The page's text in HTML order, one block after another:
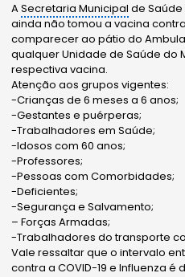
ASecretaria Municipal de
ainda não tomou a vacina
comparecer ao pátio do
qualquer Unidade de Saúde do
respectiva vacina.
Atenção aos grupos vigentes:
-Crianças de 6 meses a 6 anos;
-Gestantes e puérperas;
-Trabalhadores em Saúde;
-Idosos com 60 anos;
-Professores;
-Pessoas com Comorbidades;
-Deficientes;
-Segurança e Salvamento;
– Forças Armadas;
-Trabalhadores do transporte
Vale ressaltar que o intervalo
contra a COVID-19 e Influenza é